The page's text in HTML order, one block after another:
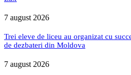
7 august 2026
Trei eleve de liceu au organizat cu
de dezbateri din Moldova
7 august 2026